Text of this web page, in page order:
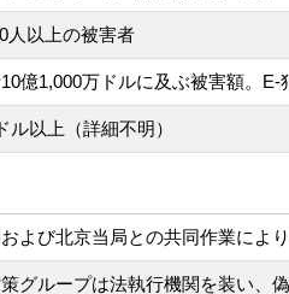
人以上の被害者
億1,000万ドルに及ぶ被害額。
ル以上（詳細不明）
よび北京当局との共同作業によ
グループは法執行機関を装い、